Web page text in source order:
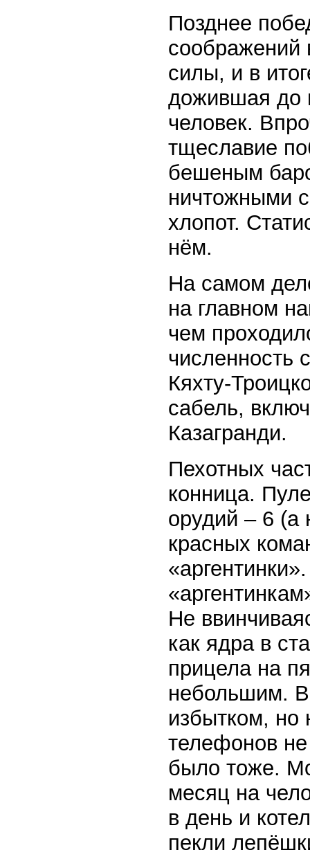
Позднее
соображений
силы, и в
дожившая до
человек.
тщеславие
бешеным
ничтожными
хлопот.
нём.
На самом
на главном
чем
численность
Кяхту-
сабель,
Казагранди.
Пехотных
конница.
орудий – 6 (а
красных
Не
как ядра в
прицела на
небольшим.
избытком, но
телефонов
было тоже.
месяц на
в день и
пекли